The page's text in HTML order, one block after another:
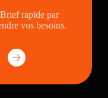
rapide par
vos besoins.